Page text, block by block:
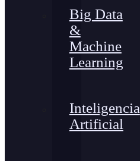
Big Data
&
Machine
Learning
Inteligencia
Artificial